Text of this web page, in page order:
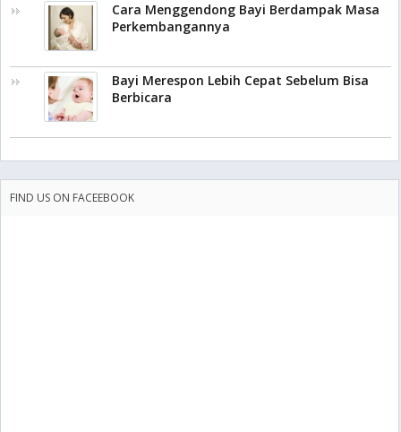
Cara Menggendong Bayi Berdampak Masa
Perkembangannya
Bayi Merespon Lebih Cepat Sebelum Bisa
Berbicara
FIND US ON FACEEBOOK